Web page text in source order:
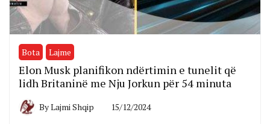
Bota Lajme
Elon Musk planifikon ndërtimin e tunelit që
lidh Britaninë me Nju Jorkun për 54 minuta
ByLajmi Shqip 15/12/2024